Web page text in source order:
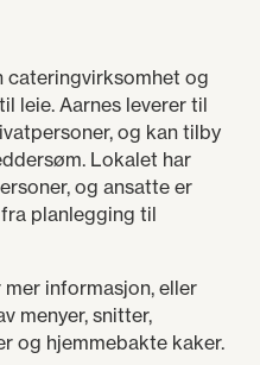
cateringvirksomhet og
leie. Aarnes leverer til
og kan tilby
Lokalet har
og ansatte er
planlegging til
informasjon, eller
menyer, snitter,
og hjemmebakte kaker.